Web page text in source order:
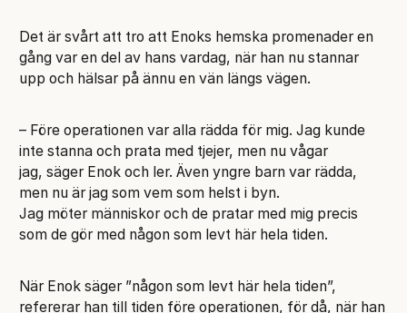
Det är svårt att tro att Enoks hemska promenader en
gång var en del av hans vardag, när han nu stannar
upp och hälsar på ännu en vän längs vägen.
– Före operationen var alla rädda för mig. Jag kunde
inte stanna och prata med tjejer, men nu vågar
jag, säger Enok och ler. Även yngre barn var rädda,
men nu är jag som vem som helst i byn.
Jag möter människor och de pratar med mig precis
som de gör med någon som levt här hela tiden.
När Enok säger ”någon som levt här hela tiden”,
refererar han till tiden före operationen, för då, när han